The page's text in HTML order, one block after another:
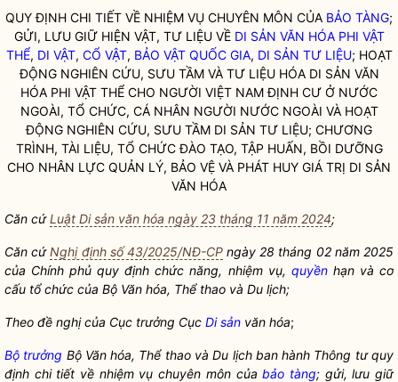
QUY ĐỊNH CHI TIẾT VỀ NHIỆM VỤ CHUYÊN MÔN CỦA BẢO TÀNG;
GỬI, LƯU GIỮ HIỆN VẬT, TƯ LIỆU VỀ DI SẢN VĂN HÓA PHI VẬT
THỂ, DI VẬT, CỔ VẬT, BẢO VẬT QUỐC GIA, DI SẢN TƯ LIỆU; HOẠT
ĐỘNG NGHIÊN CỨU, SƯU TẦM VÀ TƯ LIỆU HÓA DI SẢN VĂN
HÓA PHI VẬT THỂ CHO NGƯỜI VIỆT NAM ĐỊNH CƯ Ở NƯỚC
NGOÀI, TỔ CHỨC, CÁ NHÂN NGƯỜI NƯỚC NGOÀI VÀ HOẠT
ĐỘNG NGHIÊN CỨU, SƯU TẦM DI SẢN TƯ LIỆU; CHƯƠNG
TRÌNH, TÀI LIỆU, TỔ CHỨC ĐÀO TẠO, TẬP HUẤN, BỒI DƯỠNG
CHO NHÂN LỰC QUẢN LÝ, BẢO VỆ VÀ PHÁT HUY GIÁ TRỊ DI SẢN
VĂN HÓA
Căn cứLuật Di sản văn hóa ngày 23 tháng 11 năm 2024;
Căn cứNghị định số 43/2025/NĐ-CPngày 28 tháng 02 năm 2025
của Chính phủ quy định chức năng, nhiệm vụ, quyềnhạn và cơ
cấu tổ chức của Bộ Văn hóa, Thể thao và Du lịch;
Theo đề nghị của Cục trưởng Cục Di sản văn hóa;
Bộ trưởng Bộ Văn hóa, Thể thao và Du lịch ban hành Thông tư quy
định chi tiết về nhiệm vụ chuyên môn củabảo tàng; gửi, lưu giữ